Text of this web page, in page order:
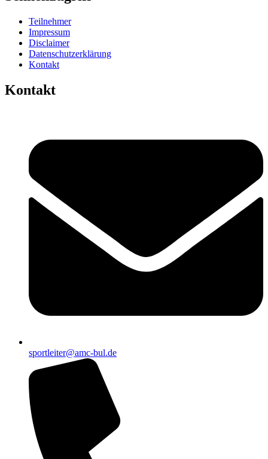
Teilnehmer
Impressum
Disclaimer
Datenschutzerklärung
Kontakt
Kontakt
sportleiter@amc-bul.de